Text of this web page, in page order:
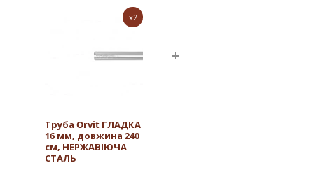
x2
Труба Orvit ГЛАДКА
16 мм, довжина 240
см, НЕРЖАВІЮЧА
СТАЛЬ